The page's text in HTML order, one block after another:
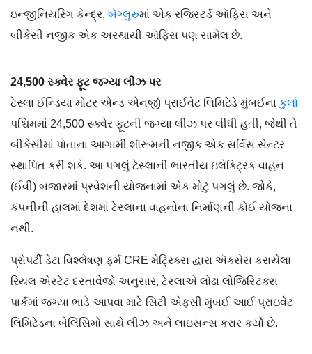
ઇન્જીનિયરિંગ કેન્દ્ર, બૅંગ્લુરુમાં એક રજિસ્ટર્ડ ઑફિસ અને
બીકેસી નજીક એક અસ્થાયી ઑફિસ પણ સામેલ છે.
24,500 સ્ક્વેર ફૂટ જગ્યા લીઝ પર
ટેસ્લા ઈન્ડિયા મોટર એન્ડ એનર્જી પ્રાઈવેટ લિમિટેડે મુંબઈના કુર્લા
પશ્ચિમમાં 24,500 સ્ક્વેર ફૂટની જગ્યા લીઝ પર લીધી હતી, જેથી તે
બીકેસીમાં પોતાના આગામી શૉરૂમની નજીક એક સર્વિસ સેન્ટર
સ્થાપિત કરી શકે. આ પગલું ટેસ્લાની ભારતીય ઇલેક્ટ્રિક વાહન
(ઈવી) બજારમાં પ્રવેશની યોજનામાં એક મોટું પગલું છે. જોકે,
કંપનીની હાલમાં દેશમાં ટેસ્લાના વાહનોના નિર્માણની કોઈ યોજના
નથી.
પ્રોપર્ટી ડેટા વિશ્લેષણ ફર્મ CRE મેટ્રિક્સ દ્વારા ઍક્સેસ કરાયેલા
રિયલ એસ્ટેટ દસ્તાવેજો અનુસાર, ટેસ્લાએ લોઢા લોજિસ્ટિક્સ
પાર્કમાં જગ્યા ભાડે આપવા માટે સિટી એફસી મુંબઈ આઈ પ્રાઇવેટ
લિમિટેડના બેલિસિમો સાથે લીઝ અને લાઇસન્સ કરાર કર્યો છે.